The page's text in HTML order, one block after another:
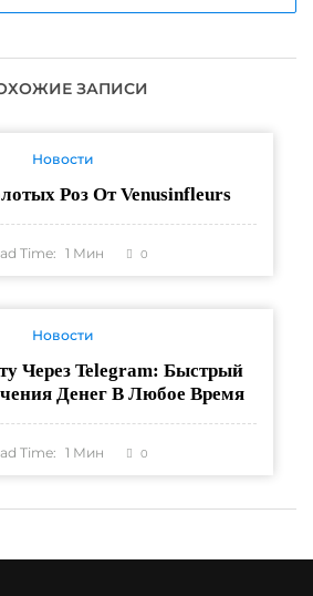
ЗАПИСИ
Новости
Роз От Venusinfleurs
Time: 1 Мин 0
Новости
Через Telegram: Быстрый
Денег В Любое Время
Time: 1 Мин 0